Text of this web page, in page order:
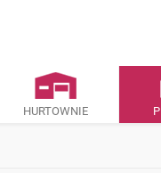
HURTOWNIE